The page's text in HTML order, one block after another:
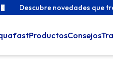
Descubre novedades que
ProductosConsejos